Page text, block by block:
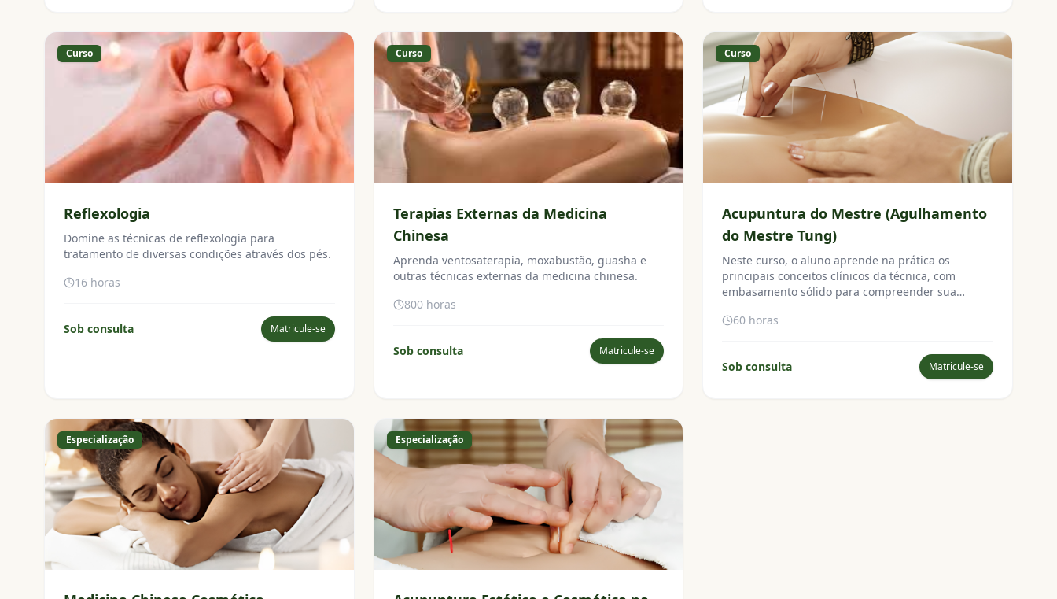
Curso
Reflexologia
Domine as técnicas de reflexologia para
tratamento de diversas condições através dos pés.
16 horas
Sob consulta Matricule-se
Curso
Terapias Externas da Medicina
Chinesa
Aprenda ventosaterapia, moxabustão, guasha e
outras técnicas externas da medicina chinesa.
800 horas
Sob consulta Matricule-se
Curso
Acupuntura do Mestre (Agulhamento
do Mestre Tung)
Neste curso, o aluno aprende na prática os
principais conceitos clínicos da técnica, com
embasamento sólido para compreender sua
tratamentos. Indicado para acupunturistas e
60 horas
Sob consulta Matricule-se
Especialização Especialização